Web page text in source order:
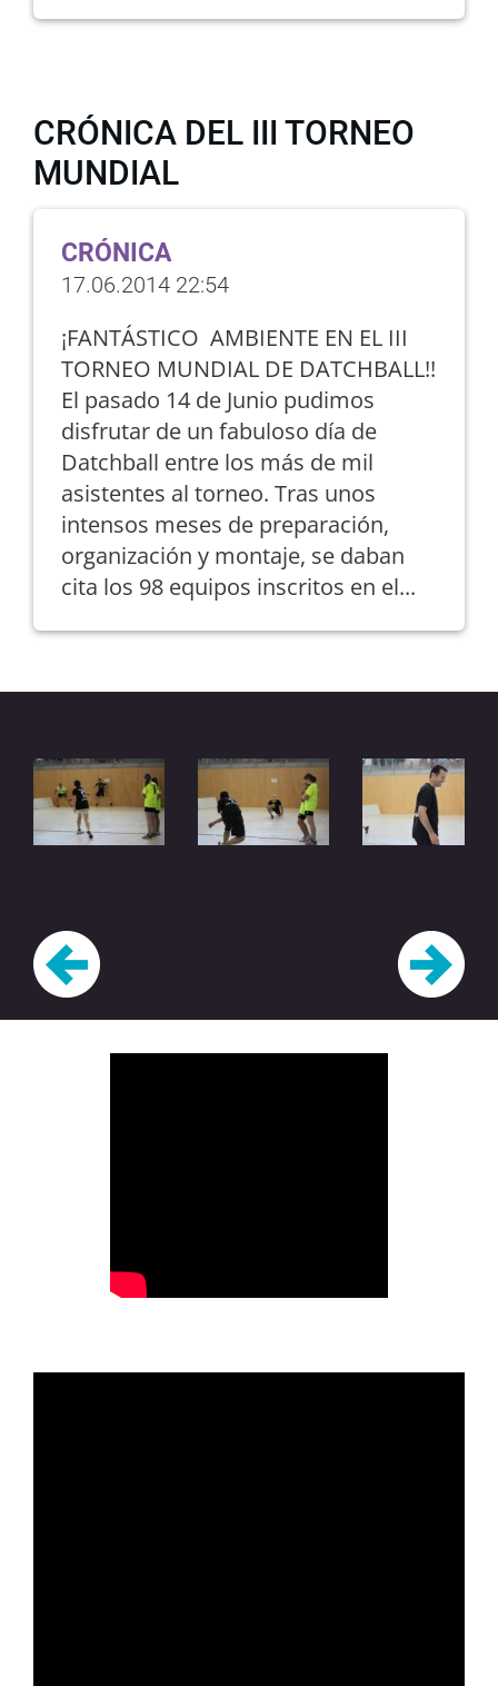
CRÓNICA DEL III TORNEO
MUNDIAL
CRÓNICA
17.06.2014 22:54
¡FANTÁSTICO AMBIENTE EN EL III
TORNEO MUNDIAL DE DATCHBALL!!
El pasado 14 de Junio pudimos
disfrutar de un fabuloso día de
Datchball entre los más de mil
asistentes al torneo. Tras unos
intensos meses de preparación,
organización y montaje, se daban
cita los 98 equipos inscritos en el...